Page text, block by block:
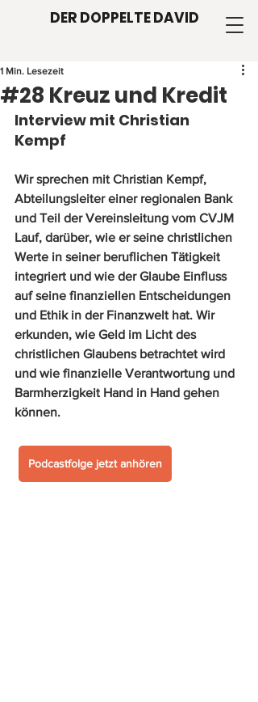
DER DOPPELTE DAVID
#28 Kreuz und Kredit
1 Min. Lesezeit
Interview mit Christian
Kempf
Wir sprechen mit Christian Kempf,
Abteilungsleiter einer regionalen Bank
und Teil der Vereinsleitung vom CVJM
Lauf, darüber, wie er seine christlichen
Werte in seiner beruflichen Tätigkeit
integriert und wie der Glaube Einfluss
auf seine finanziellen Entscheidungen
und Ethik in der Finanzwelt hat. Wir
erkunden, wie Geld im Licht des
christlichen Glaubens betrachtet wird
und wie finanzielle Verantwortung und
Barmherzigkeit Hand in Hand gehen
können.
Podcastfolge jetzt anhören